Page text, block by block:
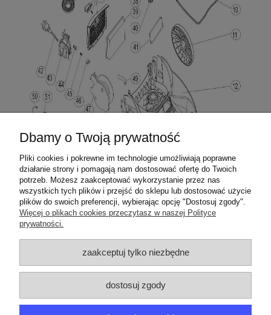
ZAMÓWIENIA
PRODUCENCI
MOJE KONTO
Dbamy o Twoją prywatność
Pliki cookies i pokrewne im technologie umożliwiają poprawne
działanie strony i pomagają nam dostosować ofertę do Twoich
potrzeb. Możesz zaakceptować wykorzystanie przez nas
wszystkich tych plików i przejść do sklepu lub dostosować użycie
plików do swoich preferencji, wybierając opcję "Dostosuj zgody".
Więcej o plikach cookies przeczytasz w naszej Polityce
prywatności.
zaakceptuj tylko niezbędne
dostosuj zgody